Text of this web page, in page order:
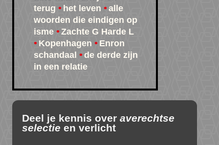
terug
het leven
alle
woorden die eindigen op
isme
Zachte G Harde L
Kopenhagen
Enron
schandaal
de derde zijn
in een relatie
Deel je kennis over averechtse
selectie en verlicht